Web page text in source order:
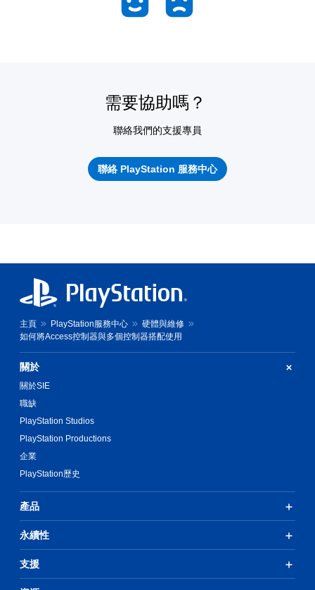
需要協助嗎？
聯絡我們的支援專員
聯絡 PlayStation 服務中心
主頁 PlayStation服務中心
硬體與維修
如何將Access控制器與多個控制器搭配使用
關於
關於SIE
職缺
PlayStation Studios
PlayStation Productions
企業
PlayStation歷史
產品
永續性
支援